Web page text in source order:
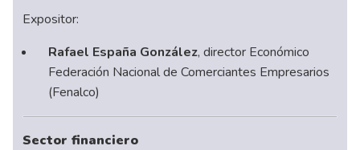
Expositor:
Rafael España González, director Económico
Federación Nacional de Comerciantes Empresarios
(Fenalco)
Sector financiero